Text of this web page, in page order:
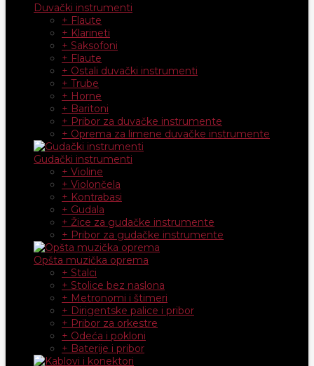
Duvački instrumenti
+ Flaute
+ Klarineti
+ Saksofoni
+ Flaute
+ Ostali duvački instrumenti
+ Trube
+ Horne
+ Baritoni
+ Pribor za duvačke instrumente
+ Oprema za limene duvačke instrumente
Gudački instrumenti
+ Violine
+ Violončela
+ Kontrabasi
+ Gudala
+ Žice za gudačke instrumente
+ Pribor za gudačke instrumente
Opšta muzička oprema
+ Stalci
+ Stolice bez naslona
+ Metronomi i štimeri
+ Dirigentske palice i pribor
+ Pribor za orkestre
+ Odeća i pokloni
+ Baterije i pribor